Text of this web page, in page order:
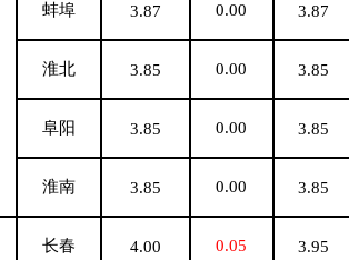
蚌埠 3.87 0.00 3.87
淮北 3.85 0.00 3.85
阜阳 3.85 0.00 3.85
淮南 3.85 0.00 3.85
长春 4.00 0.05 3.95